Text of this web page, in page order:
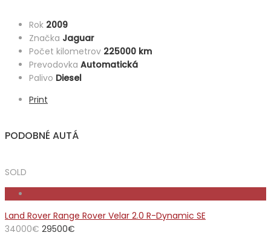
Rok 2009
Značka Jaguar
Počet kilometrov 225000 km
Prevodovka Automatická
Palivo Diesel
Print
PODOBNÉ AUTÁ
SOLD
Land Rover Range Rover Velar 2.0 R-Dynamic SE
34000€ 29500€